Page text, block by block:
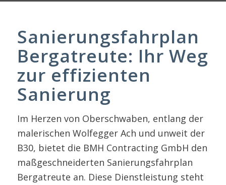
Sanierungsfahrplan
Bergatreute: Ihr Weg
zur effizienten
Sanierung
Im Herzen von Oberschwaben, entlang der
malerischen Wolfegger Ach und unweit der
B30, bietet die BMH Contracting GmbH den
maßgeschneiderten Sanierungsfahrplan
Bergatreute an. Diese Dienstleistung steht